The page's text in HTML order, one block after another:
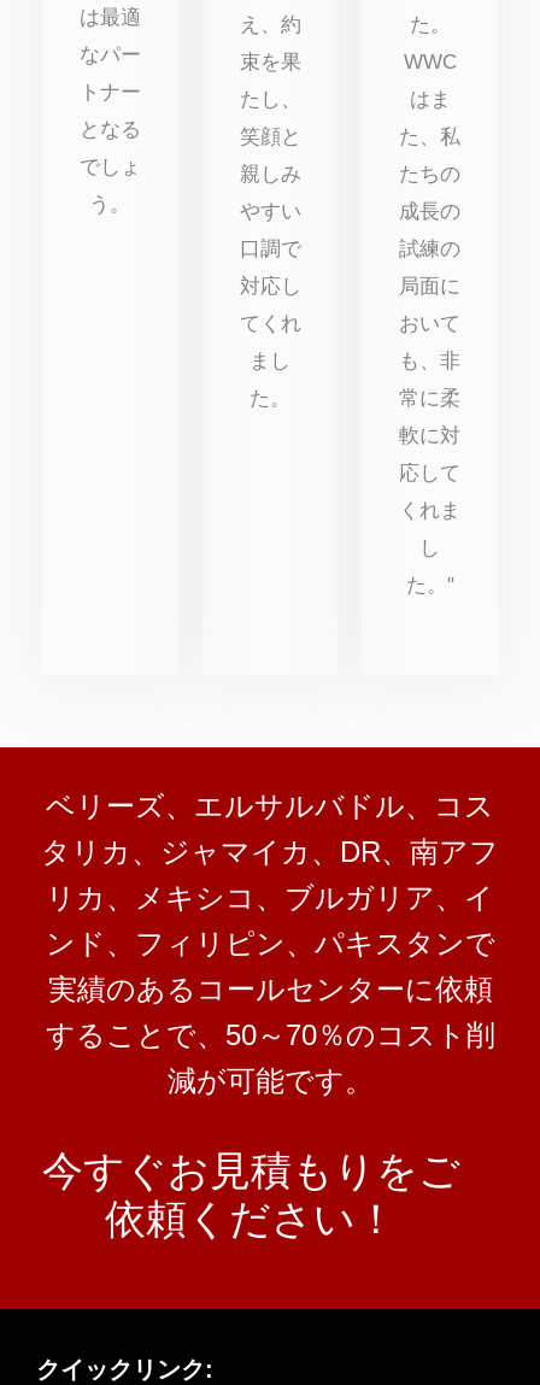
は最適
なパー
トナー
となる
でしょ
う。
え、約
束を果
たし、
笑顔と
親しみ
やすい
口調で
対応し
てくれ
まし
た。
た。
WWC
はま
た、私
たちの
成長の
試練の
局面に
おいて
も、非
常に柔
軟に対
応して
くれま
し
た。"
ベリーズ、エルサルバドル、コス
タリカ、ジャマイカ、DR、南アフ
リカ、メキシコ、ブルガリア、イ
ンド、フィリピン、パキスタンで
実績のあるコールセンターに依頼
することで、50～70％のコスト削
減が可能です。
今すぐお見積もりをご
依頼ください！
クイックリンク: